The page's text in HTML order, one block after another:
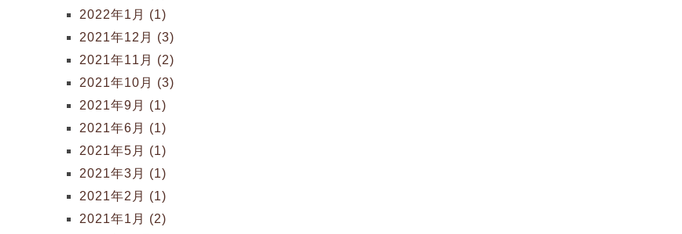
2022年1月 (1)
2021年12月 (3)
2021年11月 (2)
2021年10月 (3)
2021年9月 (1)
2021年6月 (1)
2021年5月 (1)
2021年3月 (1)
2021年2月 (1)
2021年1月 (2)